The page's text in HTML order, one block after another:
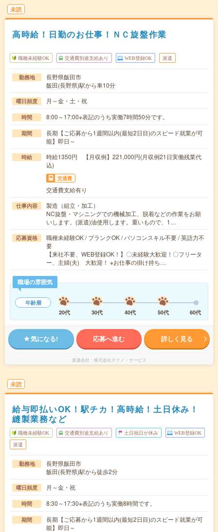
未読
高時給！日勤のお仕事！ＮＣ旋盤作業
職種未経験OK 交通費別途支給あり WEB登録OK 派遣
勤務地
長野県飯田市
飯田(長野県)駅から車10分
曜日頻度 月～金・土・祝
時間 8:00～17:00※表記のうち実働7時間50分です。
期間
長期【ご応募から1週間以内(最短2日目)のスピード就業が可
能】即日～
時給
時給1350円 【月収例】221,000円(月収例21日実働残業代
込)
交通費
交通費支給有り
仕事内容
製造（組立・加工）
NC旋盤・マシニングでの機械加工、脱着などの作業をお願
いします。(派遣)油使用します。重いもので、1…
応募資格
職種未経験OK / ブランクOK / パソコンスキル不要 / 英語力不
要
【来社不要、WEB登録OK！】〇未経験大歓迎！〇フリータ
ー、主婦(夫) 大歓迎！ ※お仕事の掛け持ち…
職場の雰囲気
年齢層
20代
30代 40代 50代 60代
気になる! 応募へ進む 詳しく見る
派遣会社 株式会社テクノ・サービス
未読
給与即払いOK！駅チカ！高時給！土日休み！
縫製業務など
職種未経験OK 交通費別途支給あり 土日祝日が休み WEB登録OK
派遣
勤務地
長野県飯田市
飯田(長野県)駅から徒歩2分
曜日頻度 月～金・祝
時間 8:30～17:30※表記のうち実働8時間です。
期間
長期【ご応募から1週間以内(最短2日目)のスピード就業が可
能】即日～